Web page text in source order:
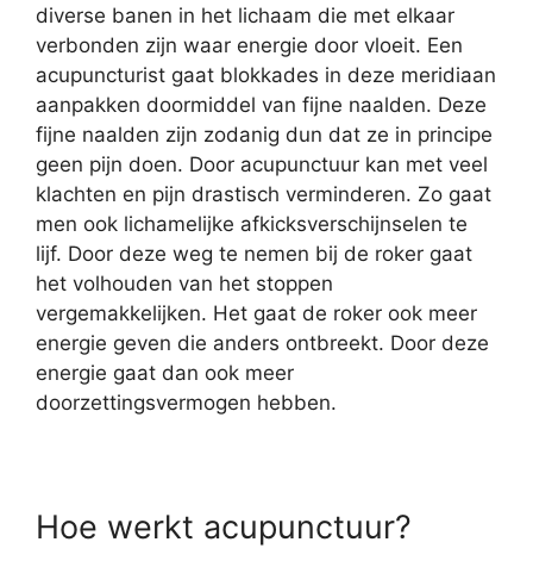
diverse banen in het lichaam die met elkaar
verbonden zijn waar energie door vloeit. Een
acupuncturist gaat blokkades in deze meridiaan
aanpakken doormiddel van fijne naalden. Deze
fijne naalden zijn zodanig dun dat ze in principe
geen pijn doen. Door acupunctuur kan met veel
klachten en pijn drastisch verminderen. Zo gaat
men ook lichamelijke afkicksverschijnselen te
lijf. Door deze weg te nemen bij de roker gaat
het volhouden van het stoppen
vergemakkelijken. Het gaat de roker ook meer
energie geven die anders ontbreekt. Door deze
energie gaat dan ook meer
doorzettingsvermogen hebben.
Hoe werkt acupunctuur?